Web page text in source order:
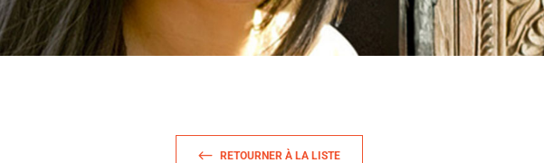
RETOURNER À LA LISTE